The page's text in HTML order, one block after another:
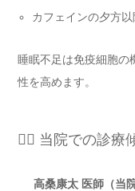
カフェインの夕方
睡眠不足は免疫細胞の
性を高めます。
👨‍⚕️ 当院での診療
高桑康太 医師（当